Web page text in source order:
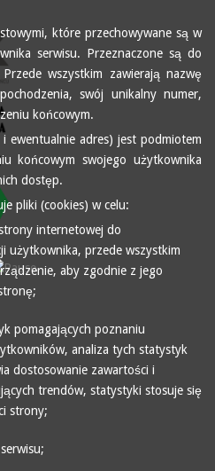
które przechowywane są w
serwisu. Przeznaczone są do
wszystkim zawierają nazwę
swój unikalny numer,
końcowym.
ewentualnie adres) jest podmiotem
końcowym swojego użytkownika
dostęp.
pliki (cookies) w celu:
internetowej do
użytkownika, przede wszystkim
aby zgodnie z jego
pomagających poznaniu
analiza tych statystyk
dostosowanie zawartości i
trendów, statystyki stosuje się
strony;